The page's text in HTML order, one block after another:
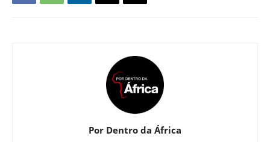
Por Dentro da África